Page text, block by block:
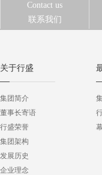
Contact us
联系我们
关于行盛
集团简介
董事长寄语
行盛荣誉
集团架构
发展历史
企业理念